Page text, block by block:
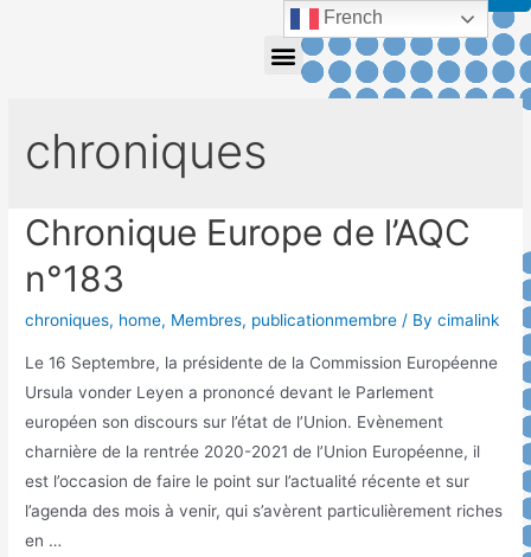
chroniques
Chronique Europe de l’AQC
n°183
chroniques, home, Membres, publicationmembre / Bycimalink
Le 16 Septembre, la présidente de la Commission Européenne
Ursula vonder Leyen a prononcé devant le Parlement
européen son discours sur l’état de l’Union. Evènement
charnière de la rentrée 2020-2021 de l’Union Européenne, il
est l’occasion de faire le point sur l’actualité récente et sur
l’agenda des mois à venir, qui s’avèrent particulièrement riches
en …
French